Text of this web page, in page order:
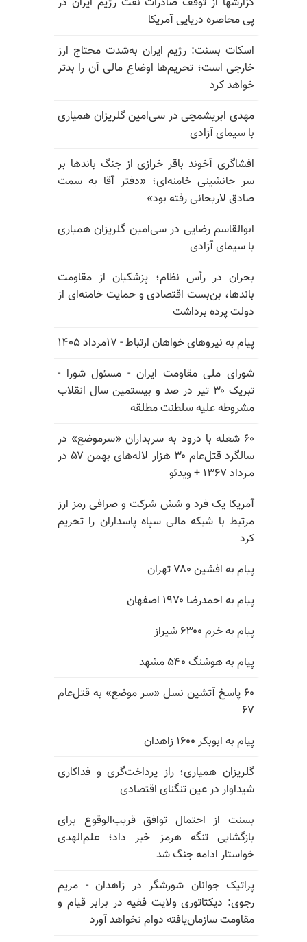
پی محاصره دریایی آمریکا
اسکات بسنت: رژیم ایران به‌شدت محتاج ارز
خارجی است؛ تحریم‌ها اوضاع مالی آن را بدتر
خواهد کرد
مهدی ابریشمچی در سی‌امین گلریزان همیاری
با سیمای آزادی
افشاگری آخوند باقر خرازی از جنگ باندها بر
سر جانشینی خامنه‌ای؛ «دفتر آقا به سمت
صادق لاریجانی رفته بود»
ابوالقاسم رضایی در سی‌امین گلریزان همیاری
با سیمای آزادی
بحران در رأس نظام؛ پزشکیان از مقاومت
باندها، بن‌بست اقتصادی و حمایت خامنه‌ای از
دولت پرده برداشت
پیام به نیروهای خواهان ارتباط - ۱۷مرداد ۱۴۰۵
شورای ملی مقاومت ایران - مسئول شورا -
تبریک ۳۰ تیر در صد و بیستمین سال انقلاب
مشروطه علیه سلطنت مطلقه
۶۰ شعله با درود به سربداران «سرموضع» در
سالگرد قتل‌عام ۳۰ هزار لاله‌های بهمن ۵۷ در
مـرداد ۱۳۶۷ + ویدئو
آمریکا یک فرد و شش شرکت و صرافی رمز ارز
مرتبط با شبکه مالی سپاه پاسداران را تحریم
کرد
پیام به افشین ۷۸۰ تهران
پیام به احمدرضا ۱۹۷۰ اصفهان
پیام به خرم ۶۳۰۰ شیراز
پیام به هوشنگ ۵۴۰ مشهد
۶۰ پاسخ آتشین نسل «سر موضع» به قتل‌عام
۶۷
پیام به ابوبکر ۱۶۰۰ زاهدان
گلریزان همیاری؛ راز پرداخت‌گری و فداکاری
شیداوار در عین تنگنای اقتصادی
بسنت از احتمال توافق قریب‌الوقوع برای
بازگشایی تنگه هرمز خبر داد؛ علم‌الهدی
خواستار ادامه جنگ شد
پراتیک جوانان شورشگر در زاهدان - مریم
رجوی: دیکتاتوری ولایت فقیه در برابر قیام و
مقاومت سازمان‌یافته دوام نخواهد آورد